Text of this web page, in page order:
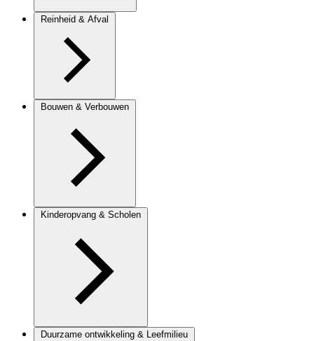
Reinheid & Afval
Bouwen & Verbouwen
Kinderopvang & Scholen
Duurzame ontwikkeling & Leefmilieu